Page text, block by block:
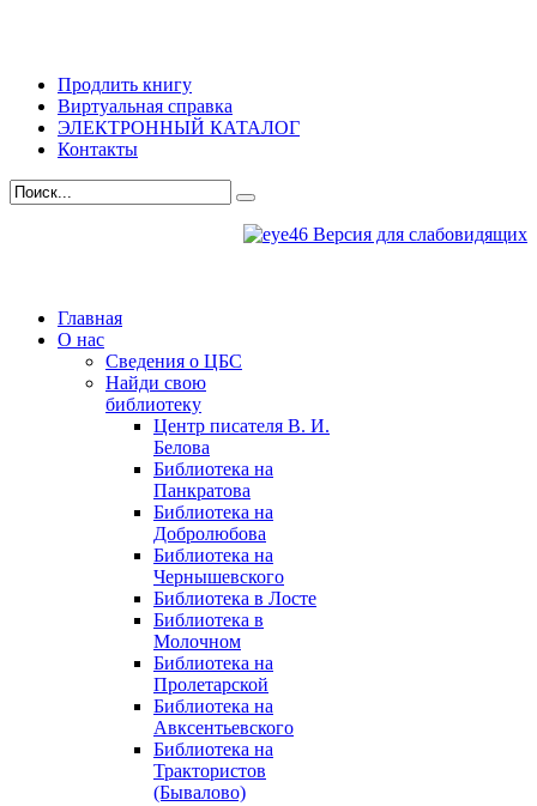
Продлить книгу
Виртуальная справка
ЭЛЕКТРОННЫЙ КАТАЛОГ
Контакты
Версия для слабовидящих
Главная
О нас
Сведения о ЦБС
Найди свою
библиотеку
Центр писателя В. И.
Белова
Библиотека на
Панкратова
Библиотека на
Добролюбова
Библиотека на
Чернышевского
Библиотека в Лосте
Библиотека в
Молочном
Библиотека на
Пролетарской
Библиотека на
Авксентьевского
Библиотека на
Трактористов
(Бывалово)